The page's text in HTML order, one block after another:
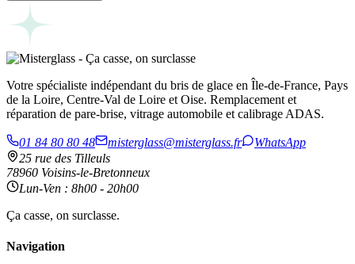
Votre spécialiste indépendant du bris de glace en Île-de-France, Pays
de la Loire, Centre-Val de Loire et Oise. Remplacement et
réparation de pare-brise, vitrage automobile et calibrage ADAS.
01 84 80 80 48 misterglass@misterglass.fr
WhatsApp
25 rue des Tilleuls
78960 Voisins-le-Bretonneux
Lun-Ven : 8h00 - 20h00
Ça casse, on surclasse.
Navigation